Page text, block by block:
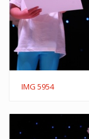
IMG 5954